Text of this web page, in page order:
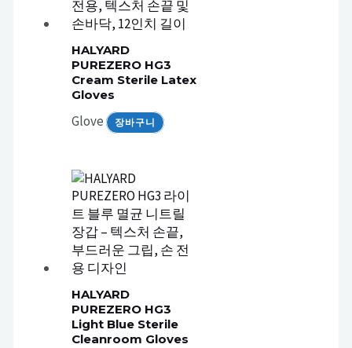
HALYARD
PUREZERO HG3
Cream Sterile Latex
Gloves
Glove 장바구니
HALYARD
PUREZERO HG3
Light Blue Sterile
Cleanroom Gloves